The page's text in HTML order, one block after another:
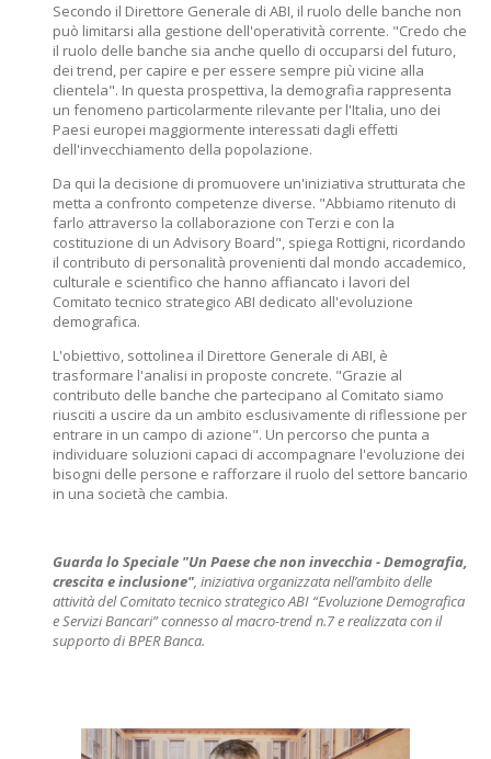
Secondo il Direttore Generale di ABI, il ruolo delle banche non
può limitarsi alla gestione dell'operatività corrente. "Credo che
il ruolo delle banche sia anche quello di occuparsi del futuro,
dei trend, per capire e per essere sempre più vicine alla
clientela". In questa prospettiva, la demografia rappresenta
un fenomeno particolarmente rilevante per l'Italia, uno dei
Paesi europei maggiormente interessati dagli effetti
dell'invecchiamento della popolazione.
Da qui la decisione di promuovere un'iniziativa strutturata che
metta a confronto competenze diverse. "Abbiamo ritenuto di
farlo attraverso la collaborazione con Terzi e con la
costituzione di un Advisory Board", spiega Rottigni, ricordando
il contributo di personalità provenienti dal mondo accademico,
culturale e scientifico che hanno affiancato i lavori del
Comitato tecnico strategico ABI dedicato all'evoluzione
demografica.
L'obiettivo, sottolinea il Direttore Generale di ABI, è
trasformare l'analisi in proposte concrete. "Grazie al
contributo delle banche che partecipano al Comitato siamo
riusciti a uscire da un ambito esclusivamente di riflessione per
entrare in un campo di azione". Un percorso che punta a
individuare soluzioni capaci di accompagnare l'evoluzione dei
bisogni delle persone e rafforzare il ruolo del settore bancario
in una società che cambia.
Guarda lo Speciale "Un Paese che non invecchia - Demografia,
crescita e inclusione", iniziativa organizzata nell’ambito delle
attività del Comitato tecnico strategico ABI “Evoluzione Demografica
e Servizi Bancari” connesso al macro-trend n.7 e realizzata con il
supporto di BPER Banca.